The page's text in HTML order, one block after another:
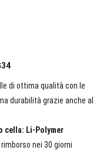
di ottima qualità con le
durabilità grazie anche al
cella: Li-Polymer
nei 30 giorni